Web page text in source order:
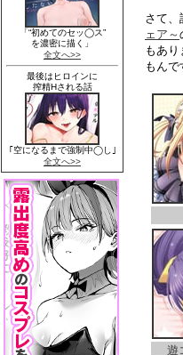
さて、
ェア～
もあ
もん
遊